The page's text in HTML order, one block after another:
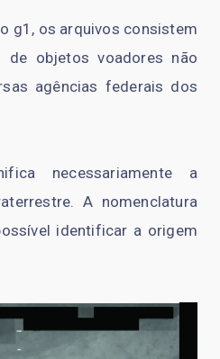
g1, os arquivos consistem
objetos voadores não
agências federais dos
necessariamente a
A nomenclatura
identificar a origem